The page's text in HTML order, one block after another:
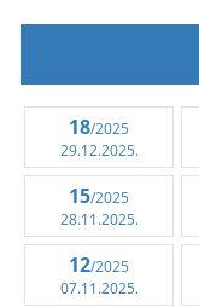
18/2025
29.12.2025.
15/2025
28.11.2025.
12/2025
07.11.2025.